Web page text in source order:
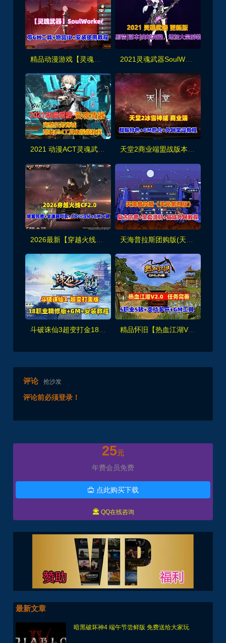
精品动漫游戏【灵魂武器】SoulWorker,带GM工具及命令+物品ID+安装及使用视频教程 2021灵魂武器SoulWorker72级花嫁版单机一键端 更新版带视频教程
2021 动漫ACT灵魂武器单机版 虚拟机一键端GM刷元宝金钱装备物品 天堂2商业端盟战版本,冰雪神威,奶妈神威加持版,循环BOSS狩猎-世界BOSS-活动BOSS
2026最新【穿越火线CF2.0】一键端,修复各种错误，全道具可买100%汉化+GM工具
精品怀旧【热血江湖V2.0任务端】百宝阁无限元宝时装披风送+GM工具+支持多开+宝宝挂
评论 抢沙发
评论前必须登录！
25元
年费会员免费
 点此购买下载
 QQ在线咨询
最新文章
暗黑破坏神4 端午节尝鲜版 免费送给大家玩